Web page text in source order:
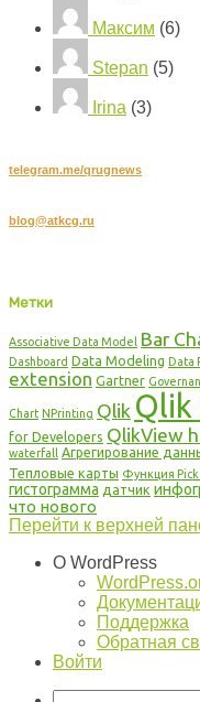
Максим (6)
Stepan (5)
Irina (3)
telegram.me/qrugnews
blog@atkcg.ru
Метки
Associative Data Model Bar
Dashboard Data Modeling Data
extension Gartner
Chart NPrinting Qlik Qlik
for Developers QlikView
waterfall
Агрегирование
Тепловые карты Функция
гистограмма датчик
что нового
Перейти к верхней
О WordPress
Поддержка
Обратная
Войти